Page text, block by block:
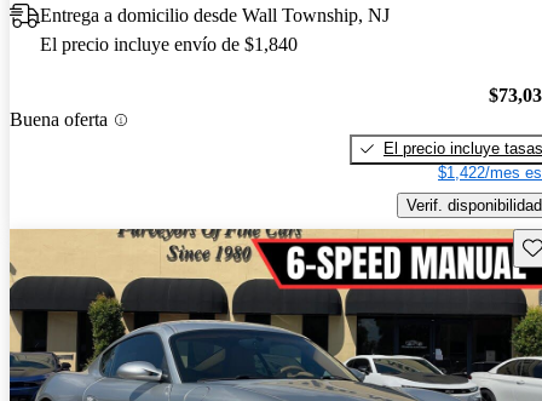
Entrega a domicilio desde Wall Township, NJ
El precio incluye envío de $1,840
Buena oferta
El precio incluye tasas
$1,422/mes
Verif. disponibilidad